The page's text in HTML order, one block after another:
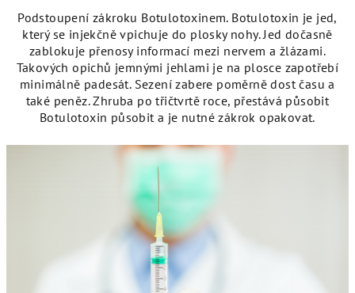
Podstoupení zákroku Botulotoxinem. Botulotoxin je jed,
který se injekčně vpichuje do plosky nohy. Jed dočasně
zablokuje přenosy informací mezi nervem a žlázami.
Takových opichů jemnými jehlami je na plosce zapotřebí
minimálně padesát. Sezení zabere poměrně dost času a
také peněz. Zhruba po třičtvrtě roce, přestává působit
Botulotoxin působit a je nutné zákrok opakovat.